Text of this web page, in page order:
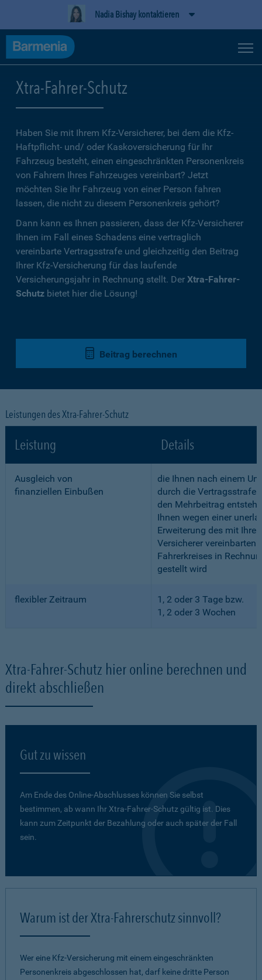
Nadia Bishay kontaktieren
Xtra-Fahrer-Schutz
Haben Sie mit Ihrem Kfz-Versicherer, bei dem die Kfz-
Haftpflicht- und/ oder Kaskoversicherung für Ihr
Fahrzeug besteht, einen eingeschränkten Personenkreis
von Fahrern Ihres Fahrzeuges vereinbart? Jetzt
möchten Sie Ihr Fahrzeug von einer Person fahren
lassen, die nicht zu diesem Personenkreis gehört?
Dann kann es Ihnen passieren, dass der Kfz-Versicherer
Ihnen im Fall eines Schadens eine vertraglich
vereinbarte Vertragsstrafe und gleichzeitig den Beitrag
Ihrer Kfz-Versicherung für das laufende
Versicherungsjahr in Rechnung stellt. Der Xtra-Fahrer-
Schutz bietet hier die Lösung!
Beitrag berechnen
Leistungen des Xtra-Fahrer-Schutz
Leistung Details
Ausgleich von
finanziellen Einbußen
die Ihnen nach einem
durch die Vertragsstrafe
den Mehrbeitrag
Ihnen wegen einer
Erweiterung des mit
Versicherer vereinbarten
Fahrerkreises in
gestellt wird
flexibler Zeitraum
1, 2 oder 3 Tage bzw.
1, 2 oder 3 Wochen
Xtra-Fahrer-Schutz hier online berechnen und
direkt abschließen
Gut zu wissen
Am Ende des Online-Abschlusses können Sie selbst
bestimmen, ab wann Ihr Xtra-Fahrer-Schutz gültig ist. Dies
kann zum Zeitpunkt der Bezahlung oder auch später der Fall
sein.
Warum ist der Xtra-Fahrerschutz sinnvoll?
Wer eine Kfz-Versicherung mit einem eingeschränkten
Personenkreis abgeschlossen hat, darf keine dritte Person